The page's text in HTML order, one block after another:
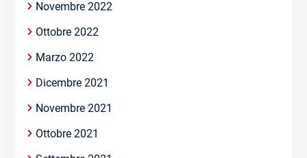
Novembre 2022
Ottobre 2022
Marzo 2022
Dicembre 2021
Novembre 2021
Ottobre 2021